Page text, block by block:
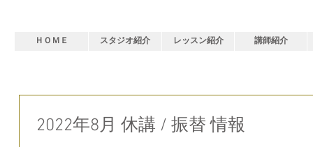
ＨＯＭＥ スタジオ紹介 レッスン紹介 講師紹介
2022年8月 休講 / 振替 情報